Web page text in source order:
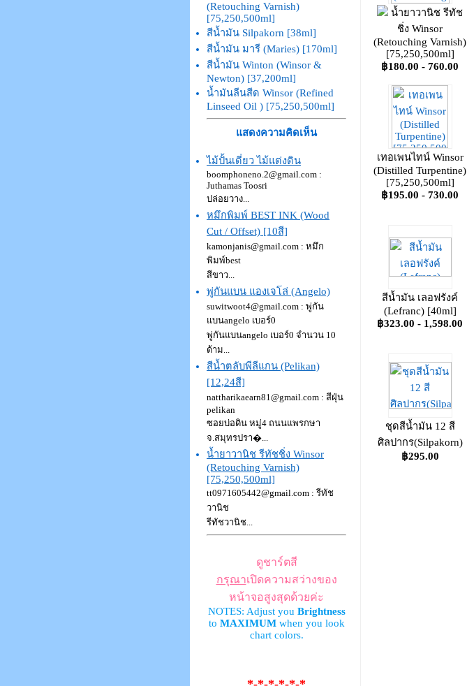
(Retouching Varnish)
[75,250,500ml]
สีน้ำมัน Silpakorn [38ml]
สีน้ำมัน มารี (Maries) [170ml]
สีน้ำมัน Winton (Winsor &
Newton) [37,200ml]
น้ำมันลีนสีด Winsor (Refined
Linseed Oil ) [75,250,500ml]
แสดงความคิดเห็น
ไม้ปั้นเดี่ยว ไม้แต่งดิน
boomphoneno.2@gmail.com :
Juthamas Toosri
ปล่อยวาง...
หมึกพิมพ์ BEST INK (Wood
Cut / Offset) [10สี]
kamonjanis@gmail.com : หมึก
พิมพ์best
สีขาว...
พู่กันแบน แองเจโล่ (Angelo)
suwitwoot4@gmail.com : พู่กัน
แบนangelo เบอร์0
พู่กันแบนangelo เบอร์0 จำนวน 10
ด้าม...
สีน้ำตลับพีลีแกน (Pelikan)
[12,24สี]
nattharikaearn81@gmail.com : สีฝุ่น
pelikan
ซอยบ่อดิน หมู่4 ถนนแพรกษา
จ.สมุทรปรา�...
น้ำยาวานิช รีทัชชิ่ง Winsor
(Retouching Varnish)
[75,250,500ml]
tt0971605442@gmail.com : รีทัช
วานิช
รีทัชวานิช...
ดูชาร์ตสี
กรุณาเปิดความสว่างของ
หน้าจอสูงสุดด้วยค่ะ
NOTES: Adjust you Brightness
to MAXIMUMwhen you look
chart colors.
น้ำยาวานิช รีทัช
ชิ่ง Winsor
(Retouching Varnish)
[75,250,500ml]
฿180.00 - 760.00
เทอเพนไทน์ Winsor
(Distilled Turpentine)
[75,250,500ml]
฿195.00 - 730.00
สีน้ำมัน เลอฟรังค์
(Lefranc) [40ml]
฿323.00 - 1,598.00
ชุดสีน้ำมัน 12 สี
ศิลปากร(Silpakorn)
฿295.00